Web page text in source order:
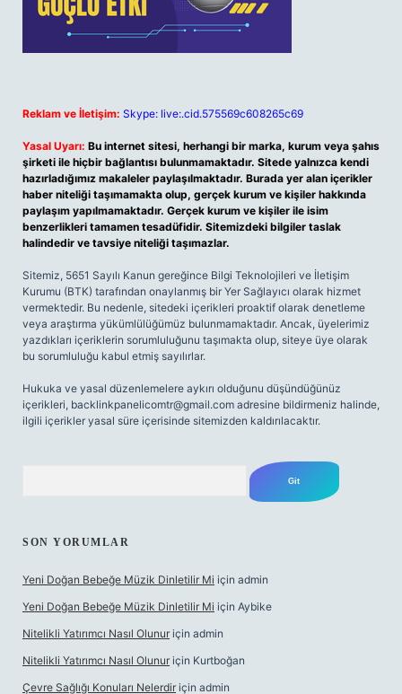
Reklam ve İletişim: Skype: live:.cid.575569c608265c69
Yasal Uyarı: Bu internet sitesi, herhangi bir marka, kurum veya şahıs
şirketi ile hiçbir bağlantısı bulunmamaktadır. Sitede yalnızca kendi
hazırladığımız makaleler paylaşılmaktadır. Burada yer alan içerikler
haber niteliği taşımamakta olup, gerçek kurum ve kişiler hakkında
paylaşım yapılmamaktadır. Gerçek kurum ve kişiler ile isim
benzerlikleri tamamen tesadüfidir. Sitemizdeki bilgiler taslak
halindedir ve tavsiye niteliği taşımazlar.
Sitemiz, 5651 Sayılı Kanun gereğince Bilgi Teknolojileri ve İletişim
Kurumu (BTK) tarafından onaylanmış bir Yer Sağlayıcı olarak hizmet
vermektedir. Bu nedenle, sitedeki içerikleri proaktif olarak denetleme
veya araştırma yükümlülüğümüz bulunmamaktadır. Ancak, üyelerimiz
yazdıkları içeriklerin sorumluluğunu taşımakta olup, siteye üye olarak
bu sorumluluğu kabul etmiş sayılırlar.
Hukuka ve yasal düzenlemelere aykırı olduğunu düşündüğünüz
içerikleri, backlinkpanelicomtr@gmail.com adresine bildirmeniz halinde,
ilgili içerikler yasal süre içerisinde sitemizden kaldırılacaktır.
SON YORUMLAR
Yeni Doğan Bebeğe Müzik Dinletilir Mi için admin
Yeni Doğan Bebeğe Müzik Dinletilir Mi için Aybike
Nitelikli Yatırımcı Nasıl Olunur için admin
Nitelikli Yatırımcı Nasıl Olunur için Kurtboğan
Çevre Sağlığı Konuları Nelerdir için admin